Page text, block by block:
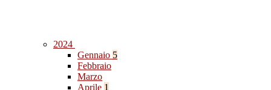
2024
Gennaio 5
Febbraio
Marzo
Aprile 1